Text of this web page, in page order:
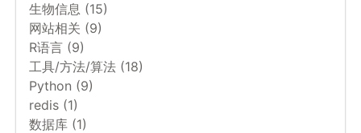
生物信息 (15)
网站相关 (9)
R语言 (9)
工具/方法/算法 (18)
Python (9)
redis (1)
数据库 (1)